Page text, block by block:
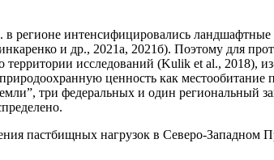
регионе интенсифицировались
и др., 2021а, 2021б). Поэтому для
исследований (Kulik et al., 2018),
ценность как местообитание
три федеральных и один региональный
пастбищных нагрузок в Северо-Западном